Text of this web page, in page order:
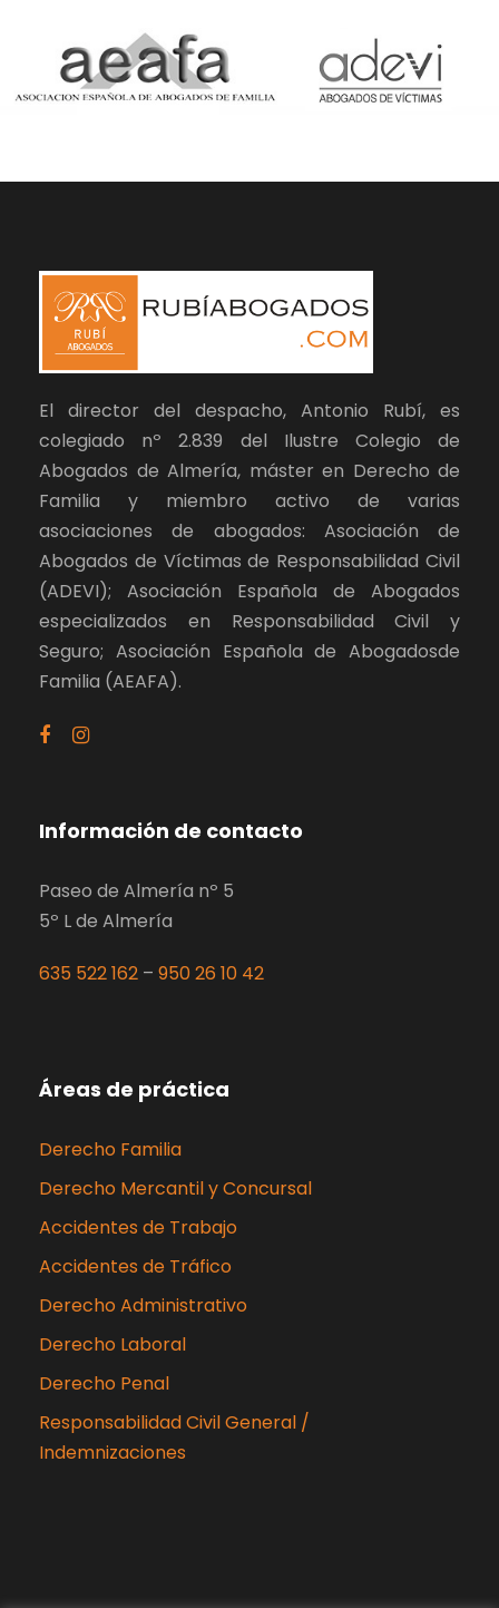
El director del despacho, Antonio Rubí, es
colegiado nº 2.839 del Ilustre Colegio de
Abogados de Almería, máster en Derecho de
Familia y miembro activo de varias
asociaciones de abogados: Asociación de
Abogados de Víctimas de Responsabilidad Civil
(ADEVI); Asociación Española de Abogados
especializados en Responsabilidad Civil y
Seguro; Asociación Española de Abogadosde
Familia (AEAFA).
Información de contacto
Paseo de Almería nº 5
5º L de Almería
635 522 162 – 950 26 10 42
Áreas de práctica
Derecho Familia
Derecho Mercantil y Concursal
Accidentes de Trabajo
Accidentes de Tráfico
Derecho Administrativo
Derecho Laboral
Derecho Penal
Responsabilidad Civil General /
Indemnizaciones